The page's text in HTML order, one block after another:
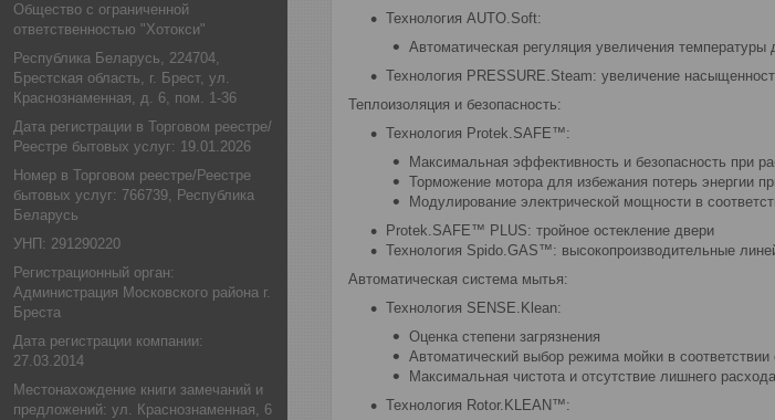
Общество с ограниченной
ответственностью "Хотокси"
Республика Беларусь, 224704,
Брестская область, г. Брест, ул.
Краснознаменная, д. 6, пом. 1-36
Дата регистрации в Торговом реестре/
Реестре бытовых услуг: 19.01.2026
Номер в Торговом реестре/Реестре
бытовых услуг: 766739, Республика
Беларусь
УНП: 291290220
Регистрационный орган:
Администрация Московского района г.
Бреста
Дата регистрации компании:
27.03.2014
Местонахождение книги замечаний и
предложений: ул. Краснознаменная, 6
Технология AUTO.Soft:
Автоматическая регуляция увеличения
Технология PRESSURE.Steam: увеличение
Теплоизоляция и безопасность:
Технология Protek.SAFE™:
Максимальная эффективность и безопасность при
Торможение мотора для избежания потерь энергии
Модулирование электрической мощности в
Protek.SAFE™ PLUS: тройное остекление двери
Технология Spido.GAS™: высокопроизводительные
Автоматическая система мытья:
Технология SENSE.Klean:
Оценка степени загрязнения
Автоматический выбор режима мойки в
Максимальная чистота и отсутствие лишнего
Технология Rotor.KLEAN™: